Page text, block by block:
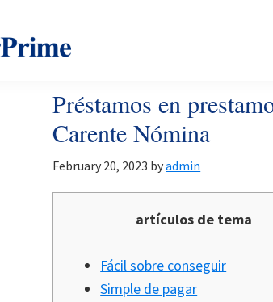
Préstamos en
Carente Nómina
February 20, 2023 byadmin
artículos de tema
Fácil sobre conseguir
Simple de pagar